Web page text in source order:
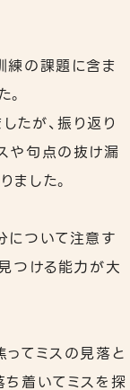
練の課題に含ま
たが、振り返り
や句点の抜け漏
した。
について注意す
つける能力が大
ってミスの見落と
ち着いてミスを探